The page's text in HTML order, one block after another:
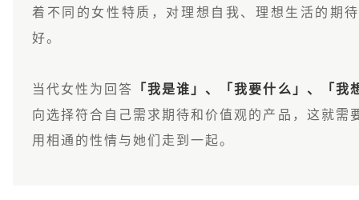
着不同的女性特质，对理想自我、理想生活的期
好。
当代女性为回答
「我是谁」、「我要什么」、「我
向选择符合自己需求期待和价值观的产品，这就需
用相通的性情与她们走到一起。